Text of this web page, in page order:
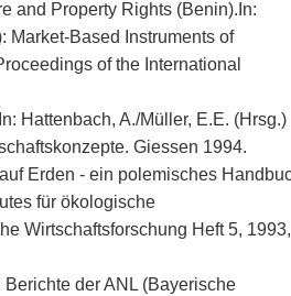
and Property Rights (Benin).In:
Market-Based Instruments of
of the International
Hattenbach, A./Müller, E.E. (Hrsg.)
Giessen 1994.
Erden - ein polemisches
für ökologische
Wirtschaftsforschung Heft 5, 1993,
der ANL (Bayerische